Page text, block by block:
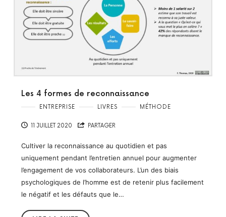
Les 4 formes de reconnaissance
ENTREPRISE LIVRES MÉTHODE
11 JUILLET 2020 PARTAGER
Cultiver la reconnaissance au quotidien et pas
uniquement pendant l’entretien annuel pour augmenter
l’engagement de vos collaborateurs. L’un des biais
psychologiques de l’homme est de retenir plus facilement
le négatif et les défauts que le…